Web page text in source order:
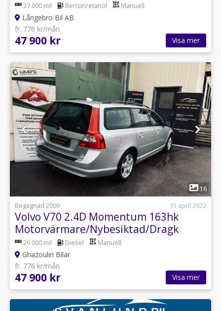
27 000 mil Bensin/etanol Manuell
Långebro Bil AB
fr. 776 kr/mån
47 900 kr Visa mer
16
Begagnad 2009
15 april 2022
Volvo V70 2.4D Momentum 163hk
Motorvärmare/Nybesiktad/Dragk
26 000 mil Diesel Manuell
Ghazoulin Bilar
fr. 776 kr/mån
47 900 kr Visa mer